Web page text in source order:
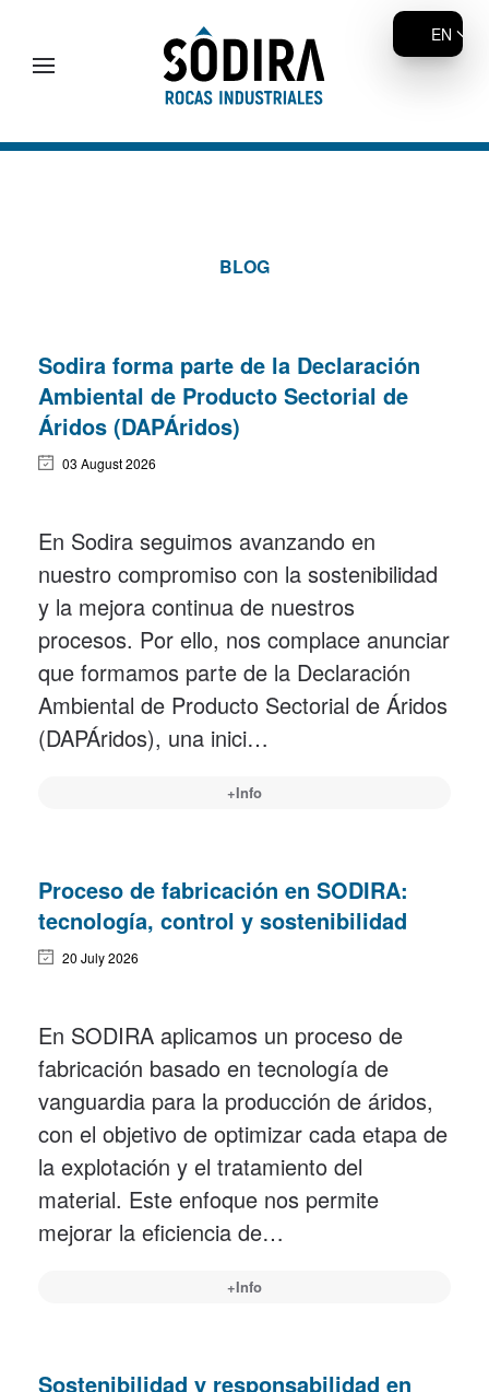
Skip to main content
BLOG
Sodira forma parte de la Declaración
Ambiental de Producto Sectorial de
Áridos (DAPÁridos)
03 August 2026
En Sodira seguimos avanzando en
nuestro compromiso con la sostenibilidad
y la mejora continua de nuestros
procesos. Por ello, nos complace anunciar
que formamos parte de la Declaración
Ambiental de Producto Sectorial de Áridos
(DAPÁridos), una inici…
+Info
Proceso de fabricación en SODIRA:
tecnología, control y sostenibilidad
20 July 2026
En SODIRA aplicamos un proceso de
fabricación basado en tecnología de
vanguardia para la producción de áridos,
con el objetivo de optimizar cada etapa de
la explotación y el tratamiento del
material. Este enfoque nos permite
mejorar la eficiencia de…
+Info
Sostenibilidad y responsabilidad en
EN